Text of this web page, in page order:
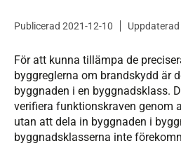
Publicerad 2021-12-10
För att kunna tillämpa de
byggreglerna om brandskydd är
byggnaden i en byggnadsklass.
verifiera funktionskraven genom
utan att dela in byggnaden i
byggnadsklasserna inte